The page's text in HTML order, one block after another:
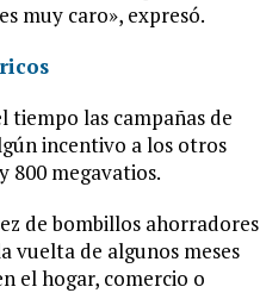
muy caro», expresó.
tiempo las campañas de
incentivo a los otros
800 megavatios.
de bombillos ahorradores
vuelta de algunos meses
el hogar, comercio o